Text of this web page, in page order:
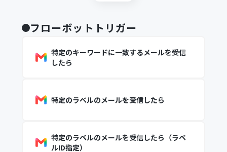
フローボットトリガー
特定のキーワードに一致するメールを受信
したら
特定のラベルのメールを受信したら
特定のラベルのメールを受信したら（ラベ
ルID指定）